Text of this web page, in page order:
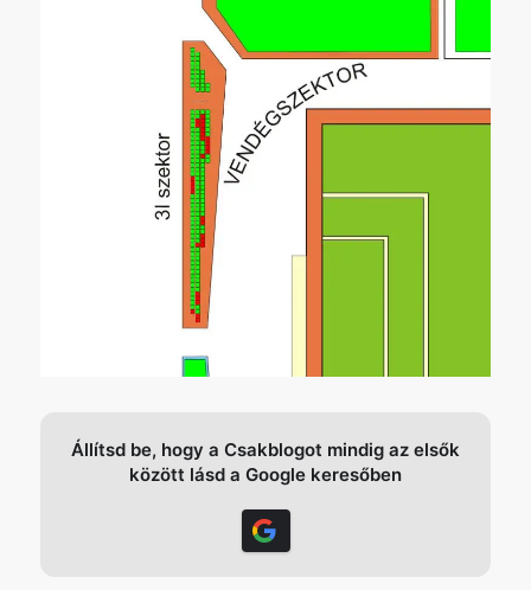
Állítsd be, hogy a Csakblogot mindig az elsők
között lásd a Google keresőben